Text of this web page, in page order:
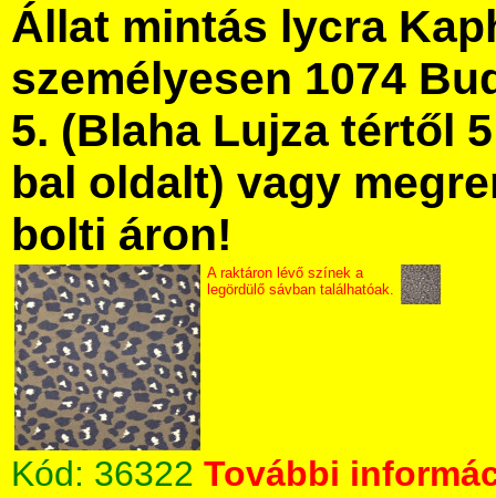
Állat mintás lycra
személyesen 1074
5. (Blaha Lujza tértől
bal oldalt) vagy
bolti áron!
A raktáron lévő színek a
legördülő sávban találhatóak.
Kód: 36322 További